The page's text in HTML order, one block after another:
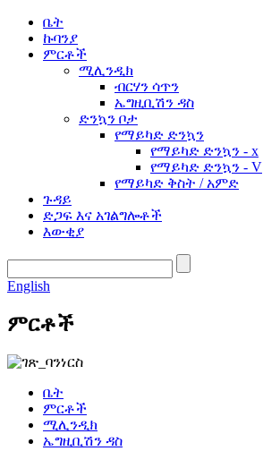
ቤት
ኩባንያ
ምርቶች
ሚሊንዲክ
ብርሃን ሳጥን
ኤግዚቢሽን ዳስ
ድንኳን ቦታ
የማይካድ ድንኳን
የማይካድ ድንኳን - x
የማይካድ ድንኳን - V
የማይካድ ቅስት / አምድ
ጉዳይ
ድጋፍ እና አገልግሎቶች
እውቂያ
English
ምርቶች
ቤት
ምርቶች
ሚሊንዲክ
ኤግዚቢሽን ዳስ